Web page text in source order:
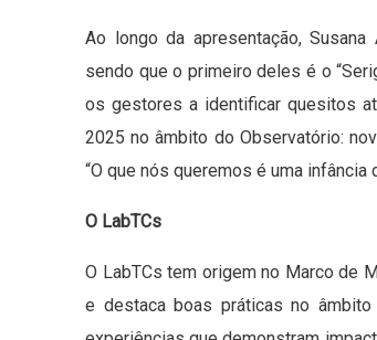
Ao longo da apresentação,
sendo que o primeiro deles é o
os gestores a identificar quesitos
2025 no âmbito do Observatório:
“O que nós queremos é uma infância
O LabTCs
O LabTCs tem origem no Marco de
e destaca boas práticas no